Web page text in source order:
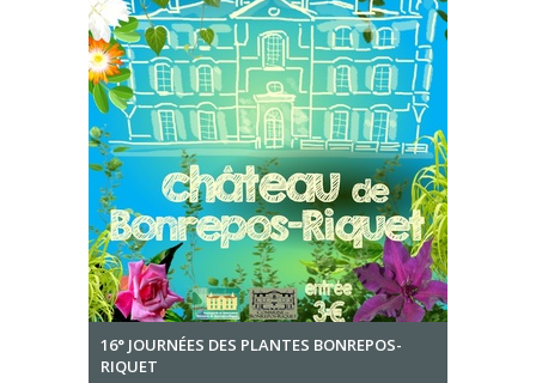
16° JOURNÉES DES PLANTES BONREPOS-
RIQUET